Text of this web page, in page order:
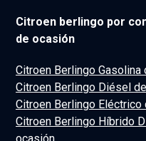
Citroen berlingo por
de ocasión
Citroen Berlingo
Citroen Berlingo Diésel
Citroen Berlingo
Citroen Berlingo Híbrido